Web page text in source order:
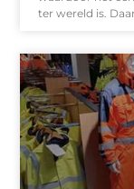
ter wereld is.